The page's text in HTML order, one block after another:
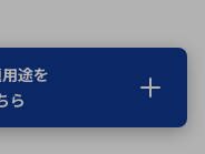
途を
ら